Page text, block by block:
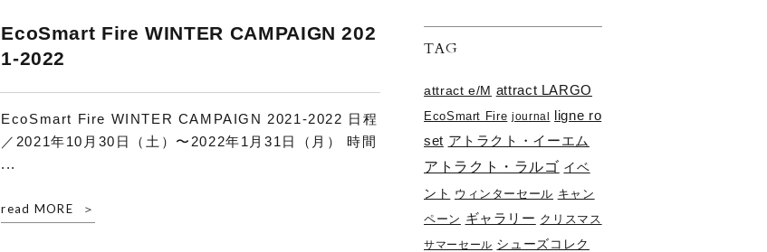
EcoSmart Fire WINTER CAMPAIGN 202
1-2022
EcoSmart Fire WINTER CAMPAIGN 2021-2022 日程
／2021年10月30日（土）〜2022年1月31日（月） 時間
...
read MORE
TAG
attract e/M attract LARGO
EcoSmart Fire journal
ligne ro
set アトラクト・イーエム
アトラクト・ラルゴ イベ
ント ウィンターセール キャン
ペーン ギャラリー クリスマス
サマーセール シューズコレク